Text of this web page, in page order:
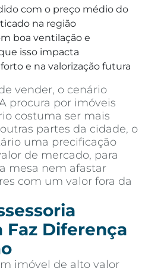
com o preço médio do
na região
boa ventilação e
isso impacta
e na valorização futura
vender, o cenário
procura por imóveis
costuma ser mais
partes da cidade, o
uma precificação
de mercado, para
mesa nem afastar
com um valor fora da
Faz Diferença
imóvel de alto valor